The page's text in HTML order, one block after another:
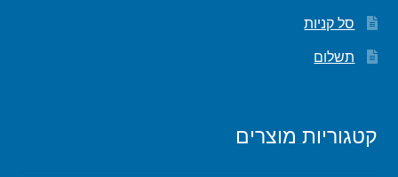
סל קניות
תשלום
קטגוריות מוצרים